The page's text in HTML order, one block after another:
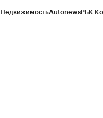
НедвижимостьAutonewsРБК